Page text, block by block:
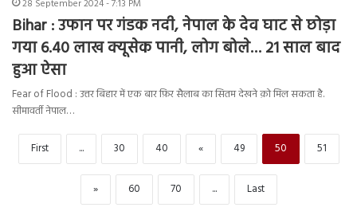
28 September 2024 - 7:13 PM
Bihar : उफान पर गंडक नदी, नेपाल के देव घाट से छोड़ा
गया 6.40 लाख क्यूसेक पानी, लोग बोले… 21 साल बाद
हुआ ऐसा
Fear of Flood : उत्तर बिहार में एक बार फ़िर सैलाब का सितम देखने क़ो मिल सकता है.
सीमावर्ती नेपाल…
First ... 30 40 « 49 50 51
» 60 70 ... Last